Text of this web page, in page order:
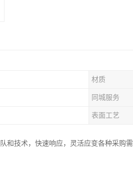
材质
同城服务
表面工艺
和技术，快速响应，灵活应变各种采购